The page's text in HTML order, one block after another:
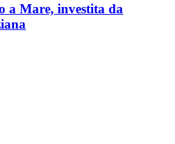
a Mare, investita da